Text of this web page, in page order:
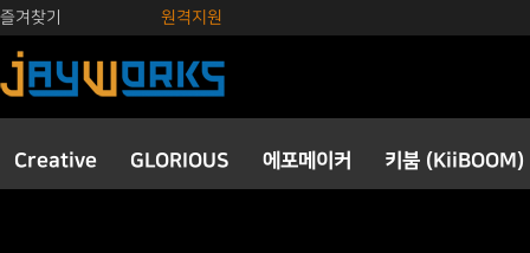
즐겨찾기 원격지원
Creative GLORIOUS 에포메이커 키붐 (KiiBOOM)